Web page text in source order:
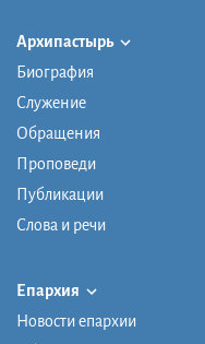
Архипастырь
Биография
Служение
Обращения
Проповеди
Публикации
Слова и речи
Епархия
Новости епархии